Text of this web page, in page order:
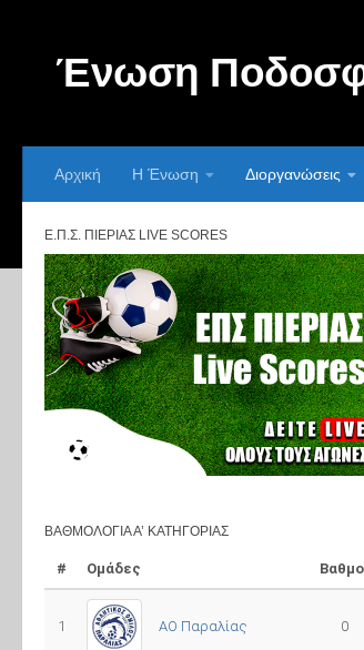
Ένωση
Αρχική Η Ένωση Διοργανώσεις
Ε.Π.Σ. ΠΙΕΡΊΑΣ LIVE SCORES
ΒΑΘΜΟΛΟΓΊΑ Α’ ΚΑΤΗΓΟΡΊΑΣ
# Ομάδες
1 ΑΟ Παραλίας 0